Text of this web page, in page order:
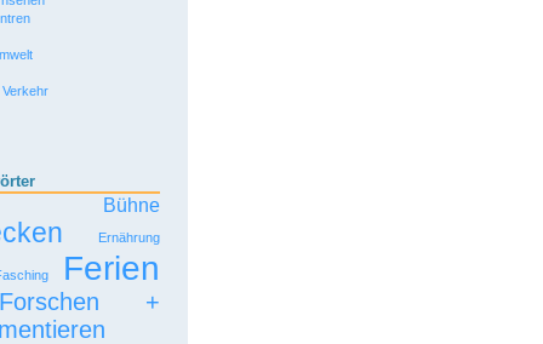
Bühne
Ernährung
Ferien
Forschen +